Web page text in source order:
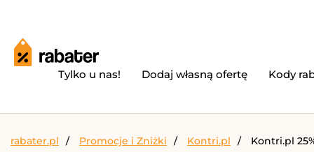
Tylko u nas! Dodaj własną ofertę Kody
rabater.pl Promocje i Zniżki Kontri.pl Kontri.pl